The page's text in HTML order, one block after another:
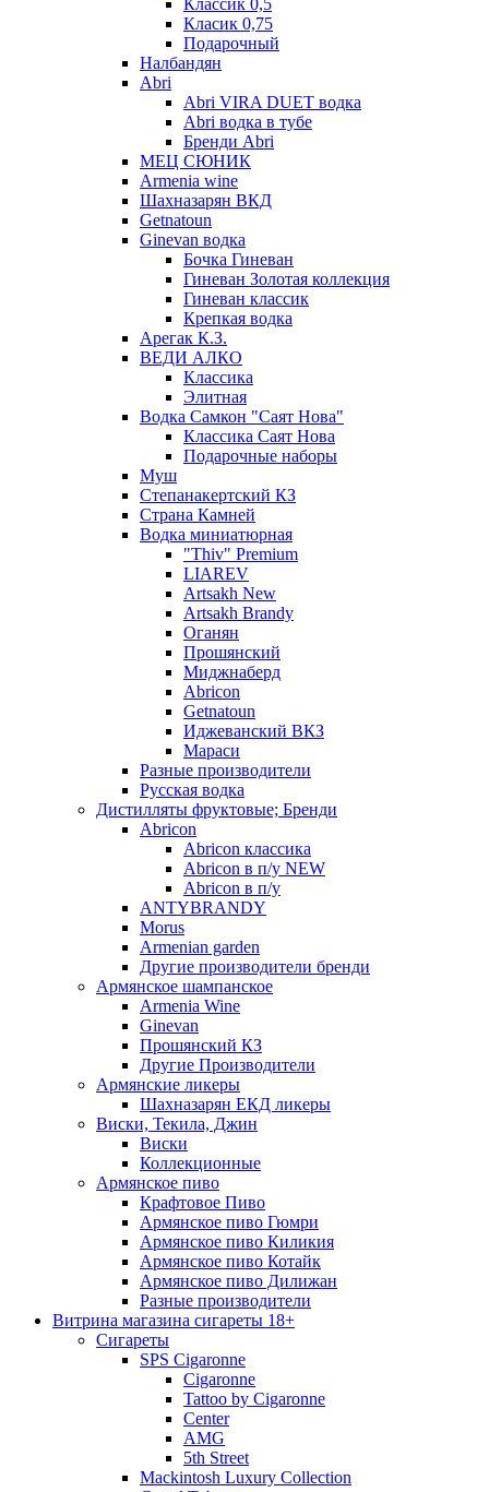
Классик 0,5
Класик 0,75
Подарочный
Налбандян
Abri
Abri VIRA DUET водка
Abri водка в тубе
Бренди Abri
МЕЦ СЮНИК
Armenia wine
Шахназарян ВКД
Getnatoun
Ginevan водка
Бочка Гиневан
Гиневан Золотая коллекция
Гиневан классик
Крепкая водка
Арегак К.З.
ВЕДИ АЛКО
Классика
Элитная
Водка Самкон "Саят Нова"
Классика Саят Нова
Подарочные наборы
Муш
Степанакертский КЗ
Страна Камней
Водка миниатюрная
"Thiv" Premium
LIAREV
Artsakh New
Artsakh Brandy
Оганян
Прошянский
Миджнаберд
Abricon
Getnatoun
Иджеванский ВКЗ
Мараси
Разные производители
Русская водка
Дистилляты фруктовые; Бренди
Abricon
Abricon классика
Abricon в п/у NEW
Abricon в п/у
ANTYBRANDY
Morus
Armenian garden
Другие производители бренди
Армянское шампанское
Armenia Wine
Ginevan
Прошянский КЗ
Другие Производители
Армянские ликеры
Шахназарян ЕКД ликеры
Виски, Текила, Джин
Виски
Коллекционные
Армянское пиво
Крафтовое Пиво
Армянское пиво Гюмри
Армянское пиво Киликия
Армянское пиво Котайк
Армянское пиво Дилижан
Разные производители
Витрина магазина сигареты 18+
Cигареты
SPS Cigaronne
Сigaronne
Tattoo by Cigaronne
Center
AMG
5th Street
Mackintosh Luxury Collection